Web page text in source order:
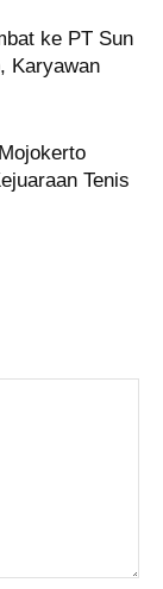
ke PT Sun
Karyawan
Tenis